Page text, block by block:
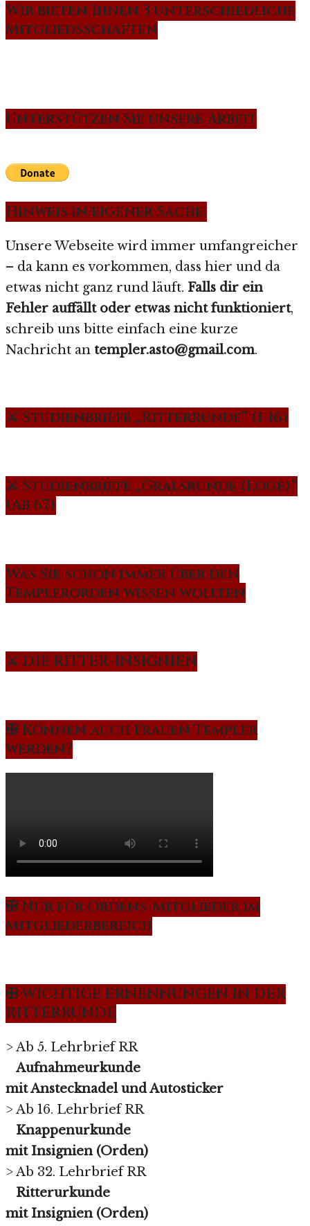
Wir bieten Ihnen 3 unterschiedliche
Mitgliedsschaften
Unterstützen Sie unsere Arbeit
Hinweis in eigener Sache:
Unsere Webseite wird immer umfangreicher
– da kann es vorkommen, dass hier und da
etwas nicht ganz rund läuft. Falls dir ein
Fehler auffällt oder etwas nicht funktioniert,
schreib uns bitte einfach eine kurze
Nachricht an templer.asto@gmail.com.
⚔️ Studienbriefe „Ritterrunde“ (1-16)
⚔️ Studienbriefe „Gralsrunde (Loge)“
(Ab 67)
Was Sie schon immer über den
Templerorden wissen wollten
⚔️ DIE RITTER-INSIGNIEN
✠ Können auch Frauen Templer
werden?
✠ Nur für Ordens-Mitglieder im
Mitgliederbereich
✠ WICHTIGE ERNENNUNGEN IN DER
RITTERRUNDE
> Ab 5. Lehrbrief RR
Aufnahmeurkunde
mit Anstecknadel und Autosticker
> Ab 16. Lehrbrief RR
Knappenurkunde
mit Insignien (Orden)
> Ab 32. Lehrbrief RR
Ritterurkunde
mit Insignien (Orden)